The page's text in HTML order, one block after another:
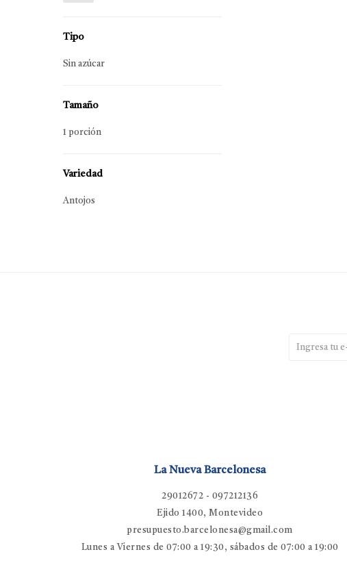
Tipo
Sin azúcar
Tamaño
1 porción
Variedad
Antojos
La Nueva Barcelonesa
29012672 - 097212136
Ejido 1400, Montevideo
presupuesto.barcelonesa@gmail.com
Lunes a Viernes de 07:00 a 19:30, sábados de 07:00 a 19:00